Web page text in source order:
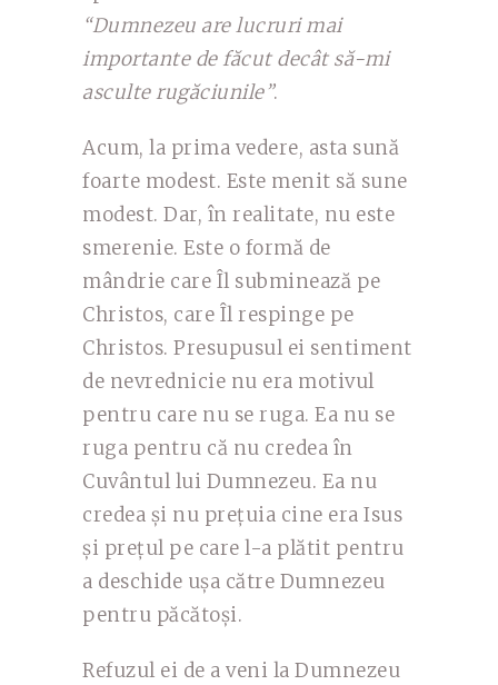
“Dumnezeu are lucruri mai
importante de făcut decât să-mi
asculte rugăciunile”.
Acum, la prima vedere, asta sună
foarte modest. Este menit să sune
modest. Dar, în realitate, nu este
smerenie. Este o formă de
mândrie care Îl subminează pe
Christos, care Îl respinge pe
Christos. Presupusul ei sentiment
de nevrednicie nu era motivul
pentru care nu se ruga. Ea nu se
ruga pentru că nu credea în
Cuvântul lui Dumnezeu. Ea nu
credea și nu prețuia cine era Isus
și prețul pe care l-a plătit pentru
a deschide ușa către Dumnezeu
pentru păcătoși.
Refuzul ei de a veni la Dumnezeu